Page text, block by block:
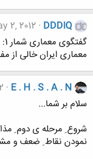
DDDIQ
2, 2012
معماری ایران خالی از
E . H . S . A . N
سلام بر شما...
شروع ِ مرحله ی دوم
نمودن نقاط ِ ضعف و